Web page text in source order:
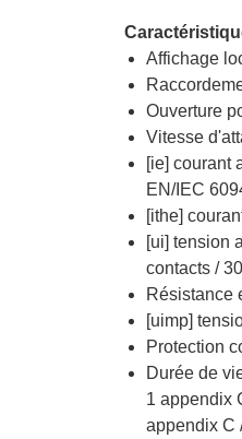
Affichage
Ouverture
Vitesse
[ie] courant
EN/IEC
[ithe]
[ui] tension
contacts /
Résistance
[uimp]
Protection
Durée de
1 appendix
appendix C